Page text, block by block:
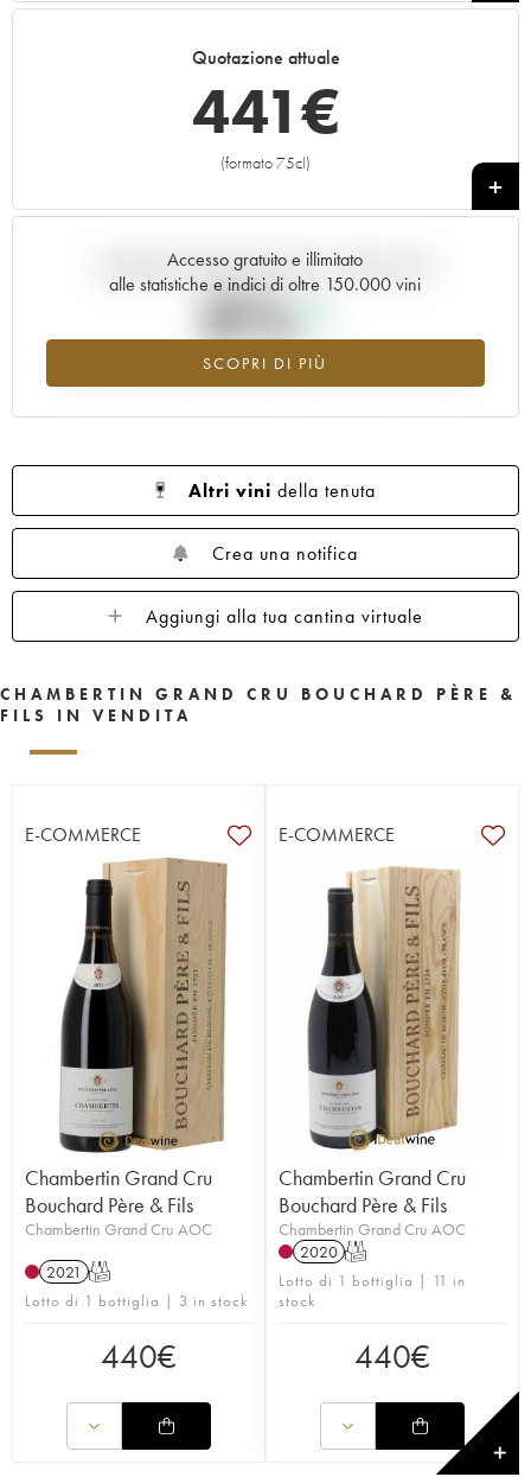
Quotazione attuale
441€
(formato 75cl)
+
Accesso gratuito e illimitato
alle statistiche e indici di oltre 150.000 vini
SCOPRI DI PIÙ
Andamento della quotazione in tempo reale
0%
Valore in aumento per l'annata 1959 nel 2026 rispetto al 2025
Altri vini della tenuta
Crea una notifica
Aggiungi alla tua cantina virtuale
CHAMBERTIN GRAND CRU BOUCHARD PÈRE &
FILS IN VENDITA
E-COMMERCE
Chambertin Grand Cru
Bouchard Père & Fils
Chambertin Grand Cru AOC
2021 T
Lotto di 1 bottiglia | 3 in stock
440€
E-COMMERCE
Chambertin Grand Cru
Bouchard Père & Fils
Chambertin Grand Cru AOC
2020 T
Lotto di 1 bottiglia | 11 in
stock
440€
✕